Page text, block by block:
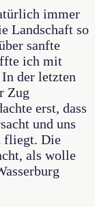
immer
Landschaft so
sanfte
ich mit
der letzten
Zug
erst, dass
und uns
fliegt. Die
als wolle